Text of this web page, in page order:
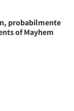
probabilmente
of Mayhem